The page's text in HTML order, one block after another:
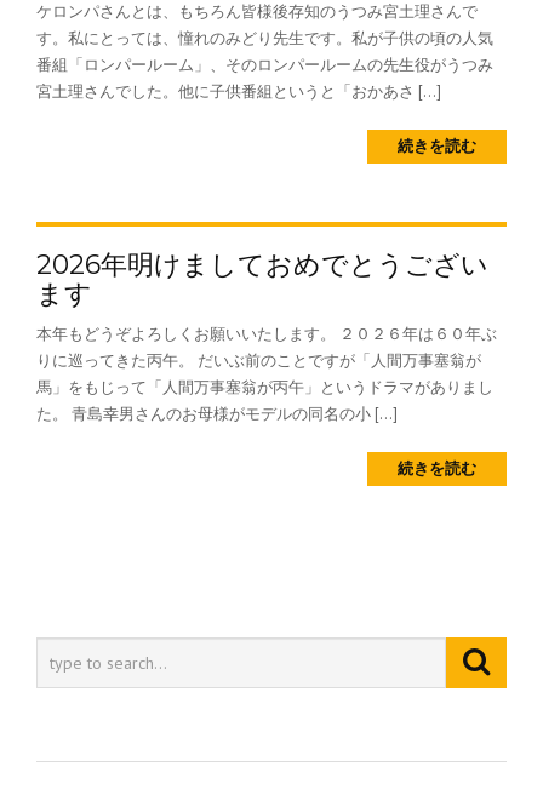
ケロンパさんとは、もちろん皆様後存知のうつみ宮土理さんで
す。私にとっては、憧れのみどり先生です。私が子供の頃の人気
番組「ロンパールーム」、そのロンパールームの先生役がうつみ
宮土理さんでした。他に子供番組というと「おかあさ […]
続きを読む
2026年明けましておめでとうござい
ます
本年もどうぞよろしくお願いいたします。 ２０２６年は６０年ぶ
りに巡ってきた丙午。 だいぶ前のことですが「人間万事塞翁が
馬」をもじって「人間万事塞翁が丙午」というドラマがありまし
た。 青島幸男さんのお母様がモデルの同名の小 […]
続きを読む